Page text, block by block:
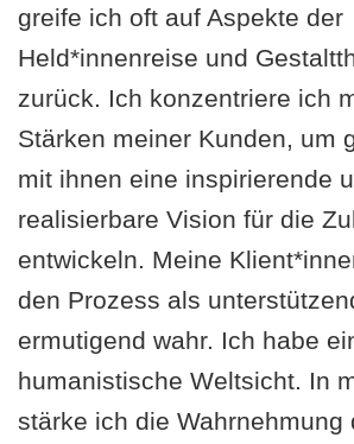
greife ich oft auf Aspekte der
Held*innenreise und
zurück. Ich konzentriere ich
Stärken meiner Kunden, um
mit ihnen eine inspirierende
realisierbare Vision für die
entwickeln. Meine
den Prozess als
ermutigend wahr. Ich habe
humanistische Weltsicht. In
stärke ich die Wahrnehmung